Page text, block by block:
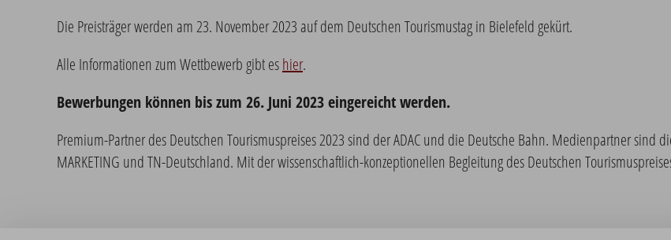
Die Preisträger werden am 23. November 2023 auf dem Deutschen Tourismustag in Bielefeld gekürt.
Alle Informationen zum Wettbewerb gibt eshier.
Bewerbungen können bis zum 26. Juni 2023 eingereicht werden.
Premium-Partner des Deutschen Tourismuspreises 2023 sind der ADAC und die Deutsche Bahn. Medienpartner sind
MARKETING und TN-Deutschland. Mit der wissenschaftlich-konzeptionellen Begleitung des Deutschen